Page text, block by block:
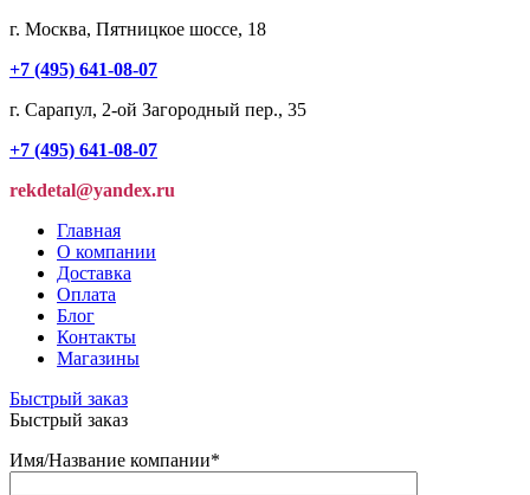
г. Москва, Пятницкое шоссе, 18
+7 (495) 641-08-07
г. Сарапул, 2-ой Загородный пер., 35
+7 (495) 641-08-07
rekdetal@yandex.ru
Главная
О компании
Доставка
Оплата
Блог
Контакты
Магазины
Быстрый заказ
Быстрый заказ
Имя/Название компании*